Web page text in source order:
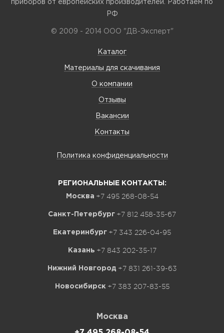
приборов от европейских производителей. Работаем по
РФ
© 2009 - 2014 ООО "ДВ-Эксперт"
Каталог
Материалы для скачивания
О компании
Отзывы
Вакансии
Контакты
Политика конфиденциальности
РЕГИОНАЛЬНЫЕ КОНТАКТЫ:
Москва +7 495 268-08-54
Санкт-Петербург +7 812 458-35-67
Екатеринбург +7 343 226-04-95
Казань +7 843 202-35-17
Нижний Новгород +7 831 261-39-63
Новосибирск +7 383 207-83-55
Москва